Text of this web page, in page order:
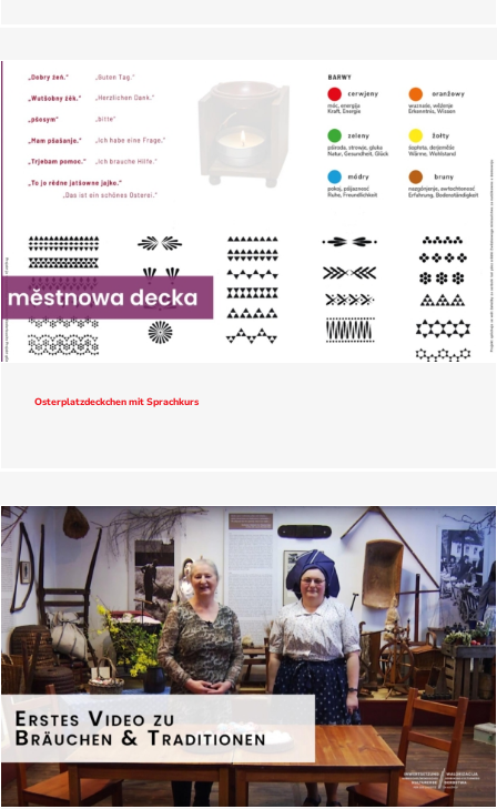
Osterplatzdeckchen mit Sprachkurs